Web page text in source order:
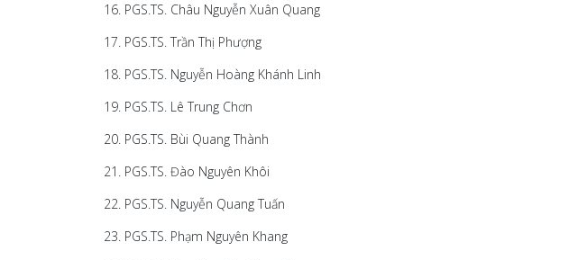
16. PGS.TS. Châu Nguyễn Xuân Quang
17. PGS.TS. Trần Thị Phượng
18. PGS.TS. Nguyễn Hoàng Khánh Linh
19. PGS.TS. Lê Trung Chơn
20. PGS.TS. Bùi Quang Thành
21. PGS.TS. Đào Nguyên Khôi
22. PGS.TS. Nguyễn Quang Tuấn
23. PGS.TS. Phạm Nguyên Khang